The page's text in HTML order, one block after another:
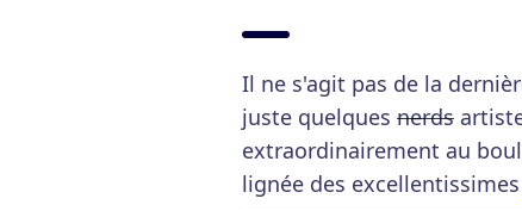
Il ne s'agit pas de la
juste quelques nerds
extraordinairement au
lignée des excellentissimes